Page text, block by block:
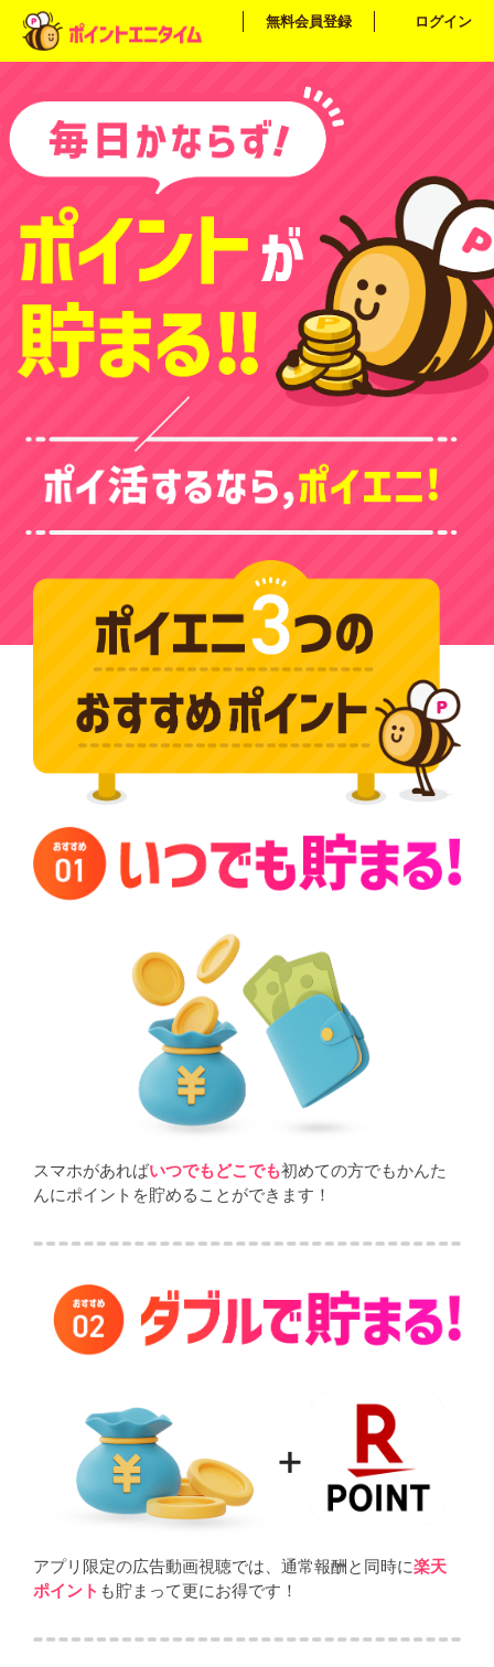
無料会員登録 ログイン
スマホがあればいつでもどこでも初めての方でもかんた
んにポイントを貯めることができます！
アプリ限定の広告動画視聴では、通常報酬と同時に楽天
ポイント も貯まって更にお得です！